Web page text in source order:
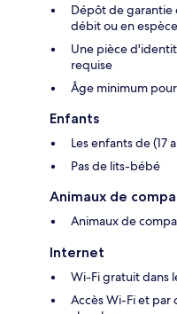
Dépôt de
débit ou en
Une pièce
requise
Âge minimum
Enfants
Les enfants de (17
Pas de lits-bébé
Animaux de
Animaux de
Internet
Wi-Fi gratuit dans
Accès Wi-Fi et par